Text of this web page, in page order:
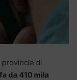
provincia di
da 410 mila